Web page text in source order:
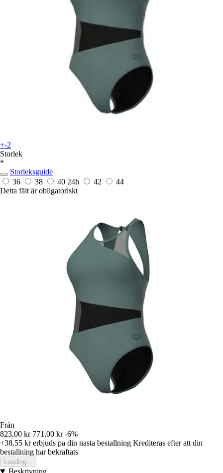
+-2
Storlek
*
Storleksguide
36
38 40 24h 42
44
Detta fält är obligatoriskt
Från
823,00 kr 771,00 kr -6%
+38,55 krerbjuds pa din nasta bestallning Krediteras efter att din
bestallning har bekraftats
Loading...